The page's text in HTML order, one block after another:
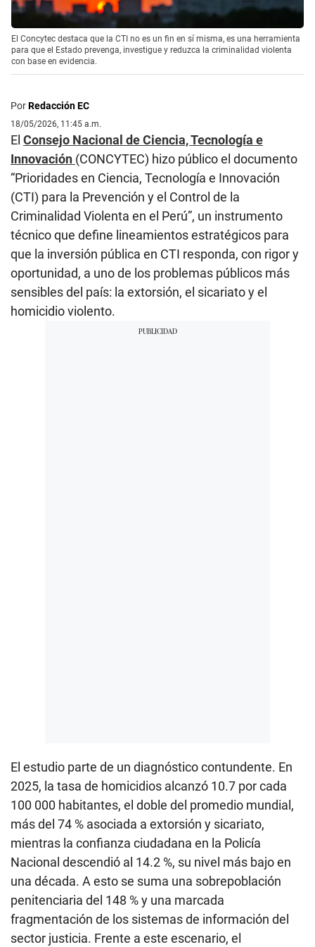
El Concytec destaca que la CTI no es un fin en sí misma, es una herramienta
para que el Estado prevenga, investigue y reduzca la criminalidad violenta
con base en evidencia.
PorRedacción EC
18/05/2026, 11:45 a.m.
El Consejo Nacional de Ciencia, Tecnología e
Innovación (CONCYTEC) hizo público el documento
“Prioridades en Ciencia, Tecnología e Innovación
(CTI) para la Prevención y el Control de la
Criminalidad Violenta en el Perú”, un instrumento
técnico que define lineamientos estratégicos para
que la inversión pública en CTI responda, con rigor y
oportunidad, a uno de los problemas públicos más
sensibles del país: la extorsión, el sicariato y el
homicidio violento.
El estudio parte de un diagnóstico contundente. En
2025, la tasa de homicidios alcanzó 10.7 por cada
100 000 habitantes, el doble del promedio mundial,
más del 74 % asociada a extorsión y sicariato,
mientras la confianza ciudadana en la Policía
Nacional descendió al 14.2 %, su nivel más bajo en
una década. A esto se suma una sobrepoblación
penitenciaria del 148 % y una marcada
fragmentación de los sistemas de información del
sector justicia. Frente a este escenario, el